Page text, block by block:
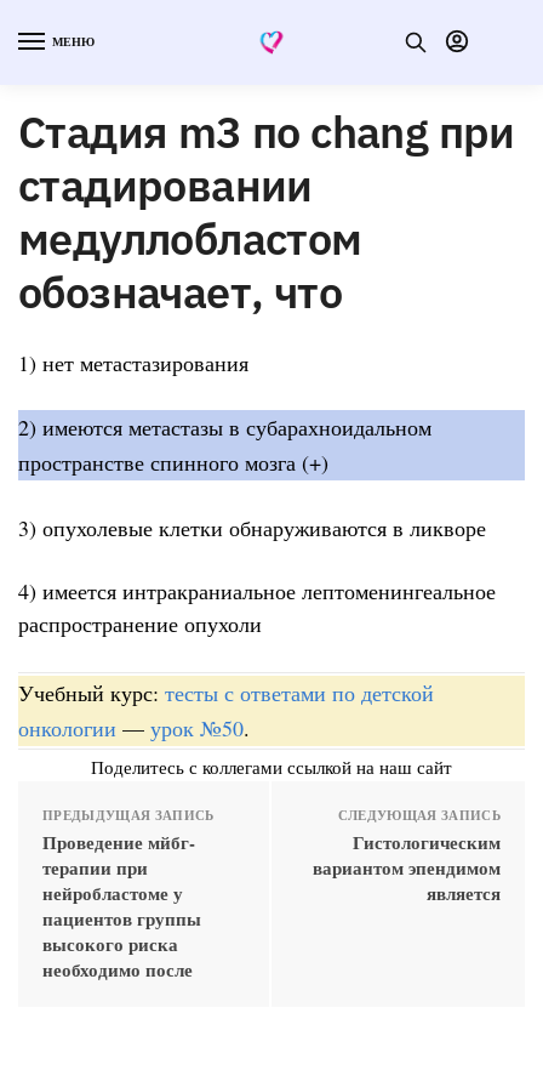
МЕНЮ
Стадия m3 по chang при
стадировании
медуллобластом
обозначает, что
1) нет метастазирования
2) имеются метастазы в субарахноидальном
пространстве спинного мозга (+)
3) опухолевые клетки обнаруживаются в ликворе
4) имеется интракраниальное лептоменингеальное
распространение опухоли
Учебный курс: тесты с ответами по детской
онкологии — урок №50.
Поделитесь с коллегами ссылкой на наш сайт
ПРЕДЫДУЩАЯ ЗАПИСЬ
Проведение мйбг-
терапии при
нейробластоме у
пациентов группы
высокого риска
необходимо после
СЛЕДУЮЩАЯ ЗАПИСЬ
Гистологическим
вариантом эпендимом
является